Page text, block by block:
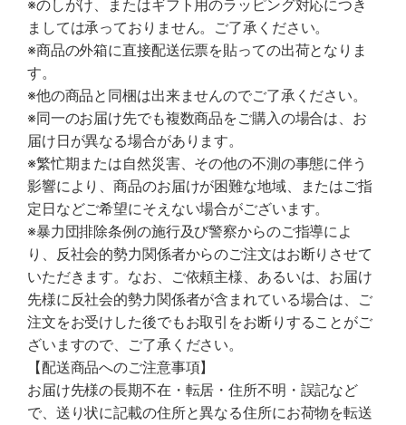
※のしがけ、またはギフト用のラッピング対応につき
ましては承っておりません。ご了承ください。
※商品の外箱に直接配送伝票を貼っての出荷となりま
す。
※他の商品と同梱は出来ませんのでご了承ください。
※同一のお届け先でも複数商品をご購入の場合は、お
届け日が異なる場合があります。
※繁忙期または自然災害、その他の不測の事態に伴う
影響により、商品のお届けが困難な地域、またはご指
定日などご希望にそえない場合がございます。
※暴力団排除条例の施行及び警察からのご指導によ
り、反社会的勢力関係者からのご注文はお断りさせて
いただきます。なお、ご依頼主様、あるいは、お届け
先様に反社会的勢力関係者が含まれている場合は、ご
注文をお受けした後でもお取引をお断りすることがご
ざいますので、ご了承ください。
【配送商品へのご注意事項】
お届け先様の長期不在・転居・住所不明・誤記など
で、送り状に記載の住所と異なる住所にお荷物を転送